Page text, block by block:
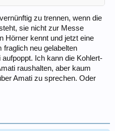
zu trennen, wenn die
sie nicht zur Messe
Hörner kennt und jetzt eine
fraglich neu gelabelten
Ich kann die Kohlert-
raushalten, aber kaum
Amati zu sprechen. Oder